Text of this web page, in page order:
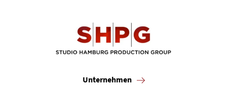
Unternehmen